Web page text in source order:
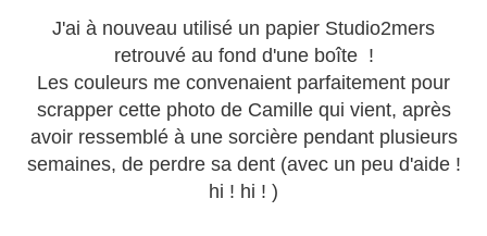
J'ai à nouveau utilisé un papier Studio2mers
retrouvé au fond d'une boîte !
Les couleurs me convenaient parfaitement pour
scrapper cette photo de Camille qui vient, après
avoir ressemblé à une sorcière pendant plusieurs
semaines, de perdre sa dent (avec un peu d'aide !
hi ! hi ! )